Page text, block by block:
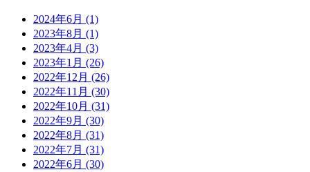
2024年6月 (1)
2023年8月 (1)
2023年4月 (3)
2023年1月 (26)
2022年12月 (26)
2022年11月 (30)
2022年10月 (31)
2022年9月 (30)
2022年8月 (31)
2022年7月 (31)
2022年6月 (30)